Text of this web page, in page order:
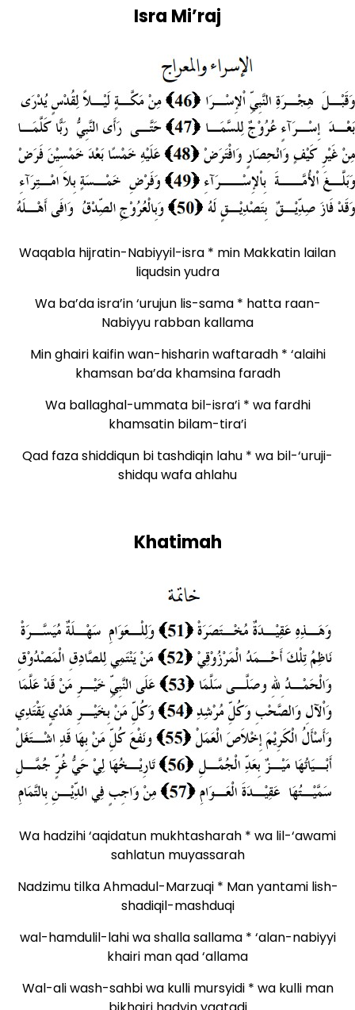
Isra Mi’raj
Waqabla hijratin-Nabiyyil-isra * min Makkatin lailan
liqudsin yudra
Wa ba’da isra’in ‘urujun lis-sama * hatta raan-
Nabiyyu rabban kallama
Min ghairi kaifin wan-hisharin waftaradh * ‘alaihi
khamsan ba’da khamsina faradh
Wa ballaghal-ummata bil-isra’i * wa fardhi
khamsatin bilam-tira’i
Qad faza shiddiqun bi tashdiqin lahu * wa bil-‘uruji-
shidqu wafa ahlahu
Khatimah
Wa hadzihi ‘aqidatun mukhtasharah * wa lil-‘awami
sahlatun muyassarah
Nadzimu tilka Ahmadul-Marzuqi * Man yantami lish-
shadiqil-mashduqi
wal-hamdulil-lahi wa shalla sallama * ‘alan-nabiyyi
khairi man qad ‘allama
Wal-ali wash-sahbi wa kulli mursyidi * wa kulli man